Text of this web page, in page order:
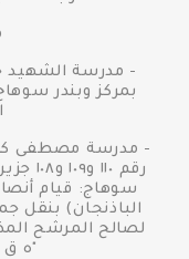
- مدرسة الشهيد
بمركز وبندر
- مدرسة مصطفى
رقم
سوهاج: قيام
الباذنجان) بنقل
لصالح المرشح
"ه ق أ ٣٢٦٨" و"ه ط أ